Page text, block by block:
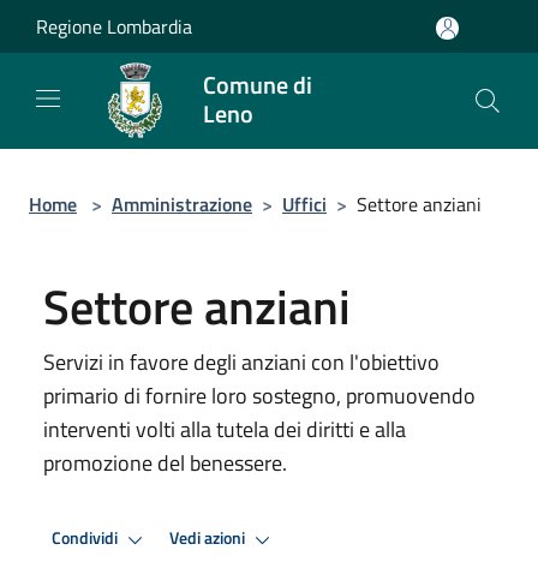
Salta al contenuto principale
Regione Lombardia
Comune di
Leno
Home > Amministrazione > Uffici > Settore anziani
Settore anziani
Servizi in favore degli anziani con l'obiettivo
primario di fornire loro sostegno, promuovendo
interventi volti alla tutela dei diritti e alla
promozione del benessere.
Condividi Vedi azioni